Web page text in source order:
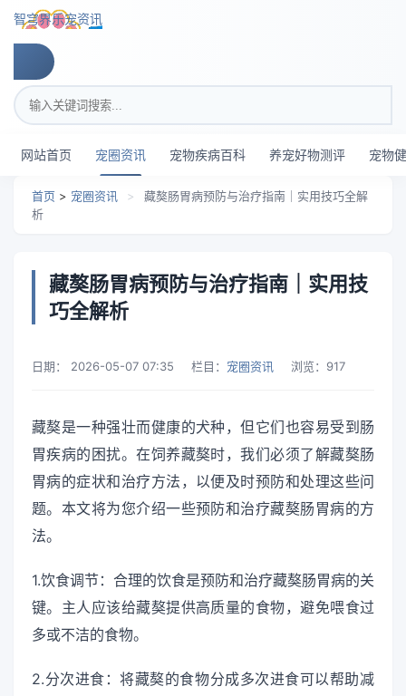
跳转到主要内容
智穹界乐宠资讯
搜索关键词
网站首页 宠圈资讯 宠物疾病百科 养宠好物测评 宠物
首页 > 宠圈资讯 >
藏獒肠胃病预防与治疗指南｜实用技巧全解
析
藏獒肠胃病预防与治疗指南｜实用技
巧全解析
日期： 2026-05-07 07:35 栏目： 宠圈资讯 浏览： 917
藏獒是一种强壮而健康的犬种，但它们也容易受到肠
胃疾病的困扰。在饲养藏獒时，我们必须了解藏獒肠
胃病的症状和治疗方法，以便及时预防和处理这些问
题。本文将为您介绍一些预防和治疗藏獒肠胃病的方
法。
1.饮食调节：合理的饮食是预防和治疗藏獒肠胃病的关
键。主人应该给藏獒提供高质量的食物，避免喂食过
多或不洁的食物。
2.分次进食：将藏獒的食物分成多次进食可以帮助减